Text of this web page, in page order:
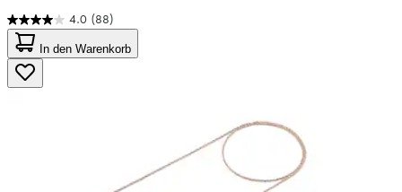
4.0 (88)
4.0
von
5
Sternen.
88
In den Warenkorb